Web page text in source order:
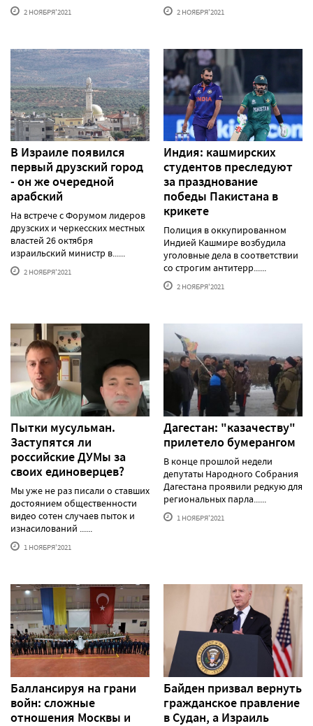
2 НОЯБРЯ'2021 2 НОЯБРЯ'2021
В Израиле появился
первый друзский город
- он же очередной
арабский
На встрече с Форумом лидеров
друзских и черкесских местных
властей 26 октября
израильский министр в......
2 НОЯБРЯ'2021
Индия: кашмирских
студентов преследуют
за празднование
победы Пакистана в
крикете
Полиция в оккупированном
Индией Кашмире возбудила
уголовные дела в соответствии
со строгим антитерр......
2 НОЯБРЯ'2021
Пытки мусульман.
Заступятся ли
российские ДУМы за
своих единоверцев?
Мы уже не раз писали о ставших
достоянием общественности
видео сотен случаев пыток и
изнасилований ......
1 НОЯБРЯ'2021
Дагестан: "казачеству"
прилетело бумерангом
В конце прошлой недели
депутаты Народного Собрания
Дагестана проявили редкую для
региональных парла......
1 НОЯБРЯ'2021
Баллансируя на грани
войн: сложные
отношения Москвы и
Байден призвал вернуть
гражданское правление
в Судан, а Израиль